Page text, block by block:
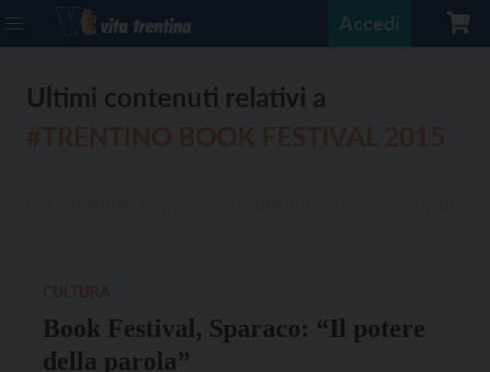
Accedi
Ultimi contenuti relativi a
Book Festival, Sparaco: “Il potere
della parola”